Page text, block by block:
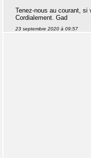
Tenez-nous au courant, si
Cordialement. Gad
23 septembre 2020 à 09:57